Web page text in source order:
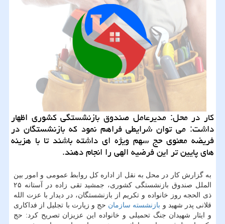
كار در محل: مدیرعامل صندوق بازنشستگی كشوری اظهار
داشت: می توان شرایطی فراهم نمود كه بازنشستگان در
فریضه معنوی حج سهم ویژه ای داشته باشند تا با هزینه
های پایین تر این فرضیه الهی را انجام دهند.
به گزارش كار در محل به نقل از اداره كل روابط عمومی و امور بین
الملل صندوق بازنشستگی كشوری، جمشید تقی زاده در آستانه ۲۵
ذی الحجه روز خانواده و تكریم از بازنشستگان، در دیدار با عزت الله
قلانی پدر شهید و بازنشسته سازمان حج و زیارت با تجلیل از فداكاری
و ایثار شهیدان جنگ تحمیلی و خانواده این عزیزان تصریح كرد: حج